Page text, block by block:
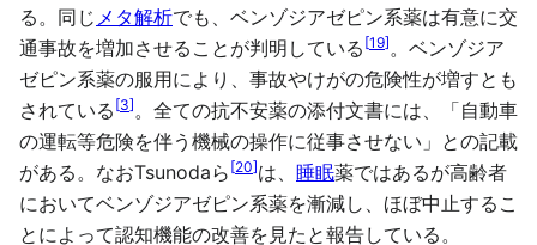
る。同じ メタ解析でも、ベンゾジアゼピン系薬は有意に交
通事故を増加させることが判明している [19]。ベンゾジア
ゼピン系薬の服用により、事故やけがの危険性が増すとも
されている [3]。全ての抗不安薬の添付文書には、「自動車
の運転等危険を伴う機械の操作に従事させない」との記載
がある。なおTsunodaら [20]は、 睡眠薬ではあるが高齢者
においてベンゾジアゼピン系薬を漸減し、ほぼ中止するこ
とによって認知機能の改善を見たと報告している。